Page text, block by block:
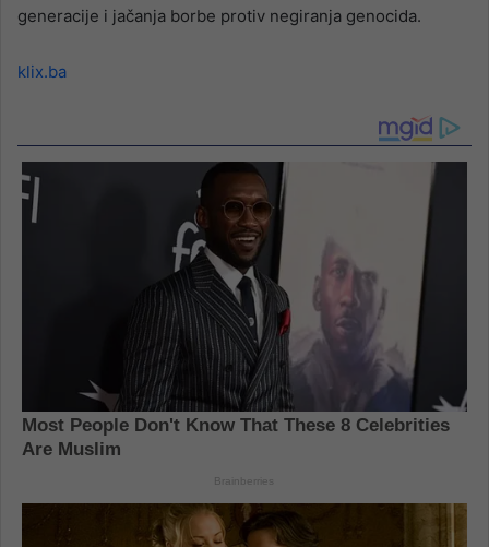
generacije i jačanja borbe protiv negiranja genocida.
klix.ba